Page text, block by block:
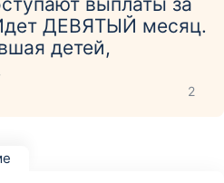
ДЕВЯТЫЙ месяц.
детей,
2